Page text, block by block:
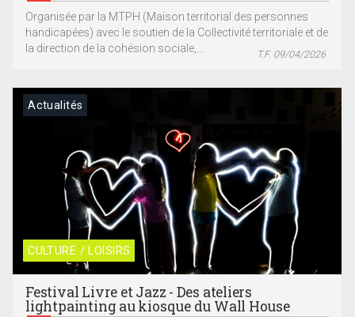
Organisée par la MTPH (Maison territorial des personnes
handicapées) avec le soutien de la Collectivité territoriale et de
la direction de la cohésion sociale,...
T.F. 09/04/2026
CULTURE / LOISIRS
Actualités
Festival Livre et Jazz - Des ateliers
lightpainting au kiosque du Wall House